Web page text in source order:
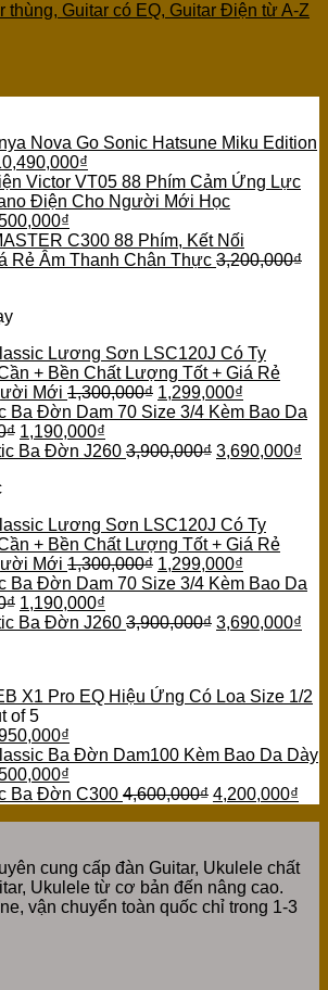
thùng, Guitar có EQ, Guitar Điện từ A-Z
Nova Go Sonic Hatsune Miku Edition
₫
Victor VT05 88 Phím Cảm Ứng Lực
Điện Cho Người Mới Học
₫
C300 88 Phím, Kết Nối
Rẻ Âm Thanh Chân Thực 3,200,000₫
Lương Sơn LSC120J Có Ty
+ Bền Chất Lượng Tốt + Giá Rẻ
Mới 1,300,000₫ 1,299,000₫
Ba Đờn Dam 70 Size 3/4 Kèm Bao Da
₫ 1,190,000₫
Ba Đờn J260 3,900,000₫ 3,690,000₫
Lương Sơn LSC120J Có Ty
+ Bền Chất Lượng Tốt + Giá Rẻ
Mới 1,300,000₫ 1,299,000₫
Ba Đờn Dam 70 Size 3/4 Kèm Bao Da
₫ 1,190,000₫
Ba Đờn J260 3,900,000₫ 3,690,000₫
X1 Pro EQ Hiệu Ứng Có Loa Size 1/2
of 5
₫
Ba Đờn Dam100 Kèm Bao Da Dày
₫
Ba Đờn C300 4,600,000₫ 4,200,000₫
cung cấp đàn Guitar, Ukulele chất
Ukulele từ cơ bản đến nâng cao.
vận chuyển toàn quốc chỉ trong 1-3